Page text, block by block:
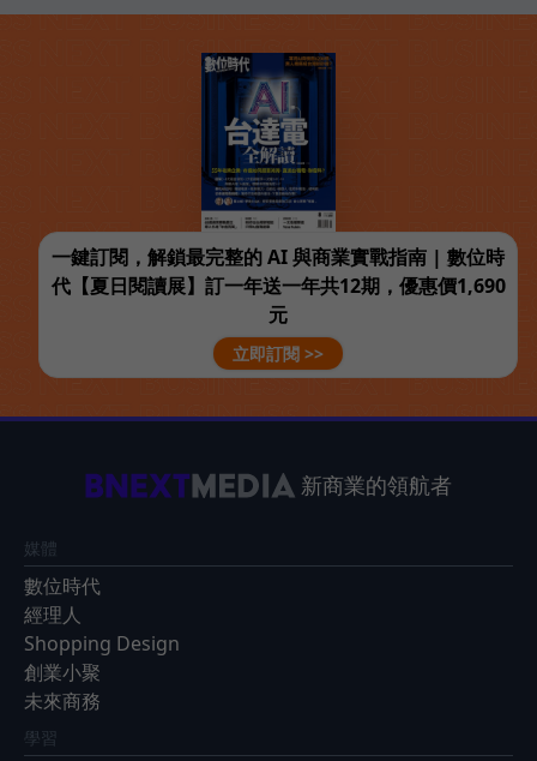
一鍵訂閱，解鎖最完整的 AI 與商業實戰指南 | 數位時
代【夏日閱讀展】訂一年送一年共12期，優惠價1,690
元
立即訂閱 >>
新商業的領航者
媒體
數位時代
經理人
Shopping Design
創業小聚
未來商務
學習